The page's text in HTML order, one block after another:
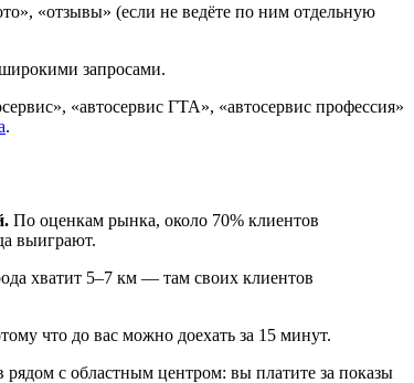
«отзывы» (если не ведёте по ним отдельную
запросами.
«автосервис ГТА», «автосервис профессия»
.
По оценкам рынка, около 70% клиентов
выиграют.
хватит 5–7 км — там своих клиентов
что до вас можно доехать за 15 минут.
с областным центром: вы платите за показы